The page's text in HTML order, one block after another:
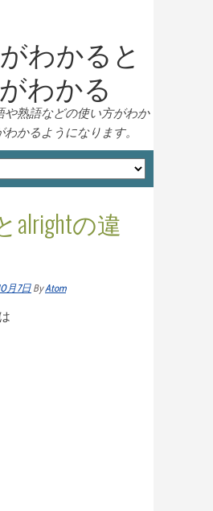
わかると
わかる
や熟語などの使い方がわか
わかるようになります。
alrightの違
月7日 ByAtom